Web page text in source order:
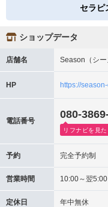
セラピ
ショップデータ
店舗名 Season（シー
HP https://
電話番号
080-
リフナビを見
予約 完全予約制
営業時間 10:00～翌5:00
定休日 年中無休